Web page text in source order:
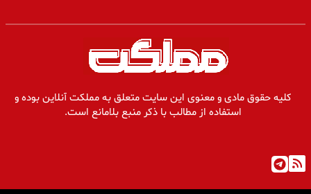
کلیه حقوق مادی و معنوی این سایت متعلق به مملکت آنلاین بوده و
استفاده از مطالب با ذکر منبع بلامانع است.